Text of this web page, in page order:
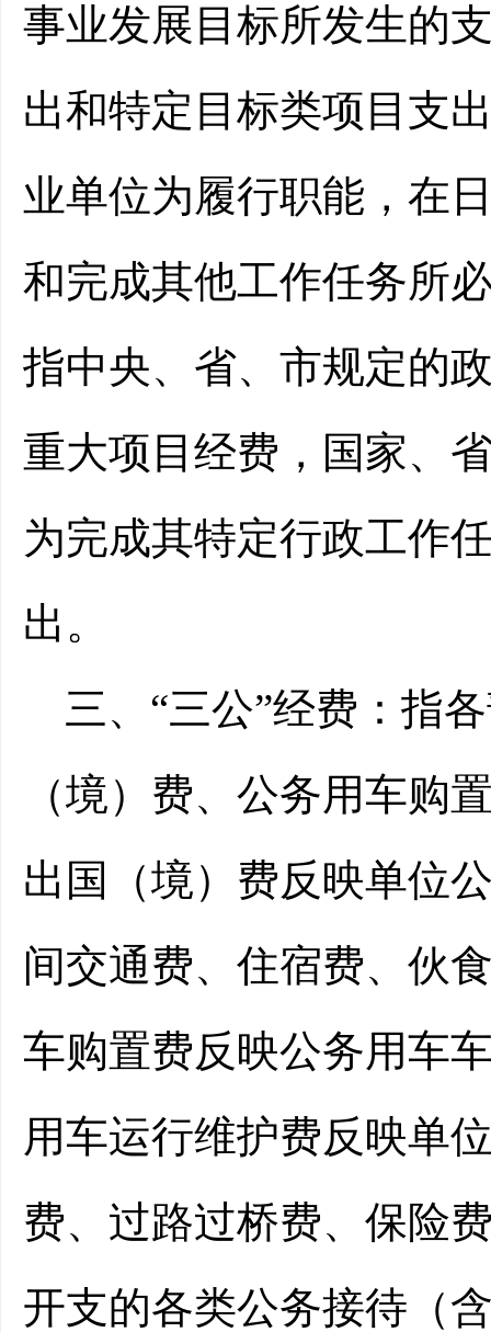
事业发展目标所发生的
出和特定目标类项目支
业单位为履行职能，在
和完成其他工作任务所
指中央、省、市规定的
重大项目经费，国家、
为完成其特定行政工作
出。
三、“三公”经费： 指
（境）费、公务用车购
出国（境）费反映单位
间交通费、住宿费、伙
车购置费反映公务用车
用车运行维护费反映单
费、过路过桥费、保险
开支的各类公务接待（